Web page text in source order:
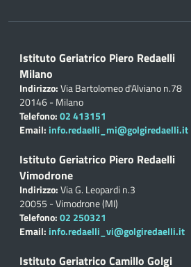
Istituto Geriatrico Piero Redaelli
Milano
Indirizzo:Via Bartolomeo d'Alviano n.78
20146 - Milano
Telefono:02 413151
Email: info.redaelli_mi@golgiredaelli.it
Istituto Geriatrico Piero Redaelli
Vimodrone
Indirizzo:Via G. Leopardi n.3
20055 - Vimodrone (MI)
Telefono:02 250321
Email: info.redaelli_vi@golgiredaelli.it
Istituto Geriatrico Camillo Golgi